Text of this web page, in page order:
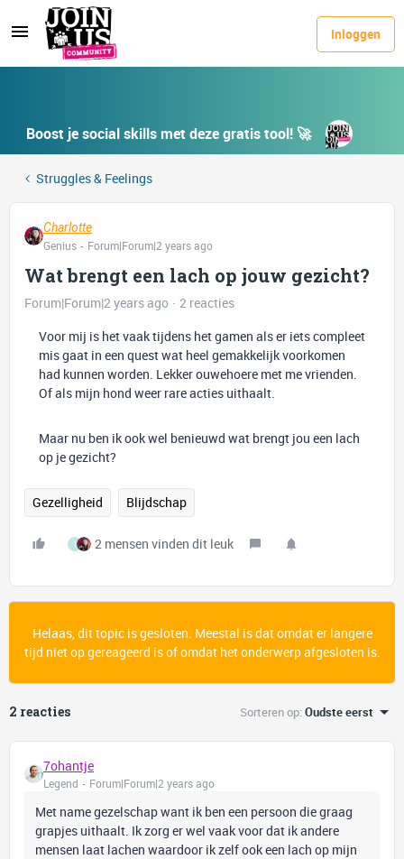
Inloggen
Boost je social skills met deze gratis tool! 🚀
Struggles & Feelings
Charlotte
Genius
Forum|Forum|2 years ago
Wat brengt een lach op jouw gezicht?
Forum|Forum|2 years ago
2 reacties
Voor mij is het vaak tijdens het gamen als er iets compleet
mis gaat in een quest wat heel gemakkelijk voorkomen
had kunnen worden. Lekker ouwehoere met me vrienden.
Of als mijn hond weer rare acties uithaalt.
Maar nu ben ik ook wel benieuwd wat brengt jou een lach
op je gezicht?
Gezelligheid Blijdschap
I 2 mensen vinden dit leuk
Helaas, dit topic is gesloten. Meestal is dat omdat er langere
tijd niet op gereageerd is of omdat het onderwerp afgesloten is.
2 reacties Sorteren op:Oudste eerst
7ohantje
Legend Forum|Forum|2 years ago
Met name gezelschap want ik ben een persoon die graag
grapjes uithaalt. Ik zorg er wel vaak voor dat ik andere
mensen laat lachen waardoor ik zelf ook een lach op mijn